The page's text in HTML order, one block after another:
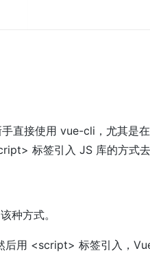
直接使用 vue-cli，尤其是
标签引入 JS 库的方式去
种方式。
后用 <script> 标签引入，